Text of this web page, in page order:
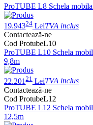
ProTUBE L8 Schela
19.94324 LeiTVA inclus
Contactează-ne
Cod ProtubeL10
ProTUBE L10 Schela
9,8m
22.201 21 LeiTVA inclus
Contactează-ne
Cod ProtubeL12
ProTUBE L12 Schela
12,5m